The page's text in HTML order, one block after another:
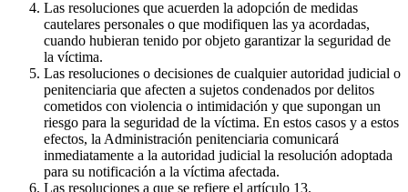
Las resoluciones que acuerden la adopción de medidas
cautelares personales o que modifiquen las ya acordadas,
cuando hubieran tenido por objeto garantizar la seguridad de
la víctima.
Las resoluciones o decisiones de cualquier autoridad judicial o
penitenciaria que afecten a sujetos condenados por delitos
cometidos con violencia o intimidación y que supongan un
riesgo para la seguridad de la víctima. En estos casos y a estos
efectos, la Administración penitenciaria comunicará
inmediatamente a la autoridad judicial la resolución adoptada
para su notificación a la víctima afectada.
Las resoluciones a que se refiere el artículo 13.